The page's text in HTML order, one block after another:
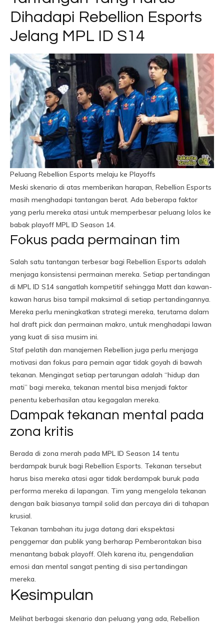
Dihadapi Rebellion Esports
Jelang MPL ID S14
Peluang Rebellion Esports melaju ke Playoffs
Meski skenario di atas memberikan harapan, Rebellion Esports
masih menghadapi tantangan berat. Ada beberapa faktor
yang perlu mereka atasi untuk memperbesar peluang lolos ke
babak playoff MPL ID Season 14.
Fokus pada permainan tim
Salah satu tantangan terbesar bagi Rebellion Esports adalah
menjaga konsistensi permainan mereka. Setiap pertandingan
di MPL ID S14 sangatlah kompetitif sehingga Matt dan kawan-
kawan harus bisa tampil maksimal di setiap pertandingannya.
Mereka perlu meningkatkan strategi mereka, terutama dalam
hal draft pick dan permainan makro, untuk menghadapi lawan
yang kuat di sisa musim ini.
Staf pelatih dan manajemen Rebellion juga perlu menjaga
motivasi dan fokus para pemain agar tidak goyah di bawah
tekanan. Mengingat setiap pertarungan adalah “hidup dan
mati” bagi mereka, tekanan mental bisa menjadi faktor
penentu keberhasilan atau kegagalan mereka.
Dampak tekanan mental pada
zona kritis
Berada di zona merah pada MPL ID Season 14 tentu
berdampak buruk bagi Rebellion Esports. Tekanan tersebut
harus bisa mereka atasi agar tidak berdampak buruk pada
performa mereka di lapangan. Tim yang mengelola tekanan
dengan baik biasanya tampil solid dan percaya diri di tahapan
krusial.
Tekanan tambahan itu juga datang dari ekspektasi
penggemar dan publik yang berharap Pemberontakan bisa
menantang babak playoff. Oleh karena itu, pengendalian
emosi dan mental sangat penting di sisa pertandingan
mereka.
Kesimpulan
Melihat berbagai skenario dan peluang yang ada, Rebellion